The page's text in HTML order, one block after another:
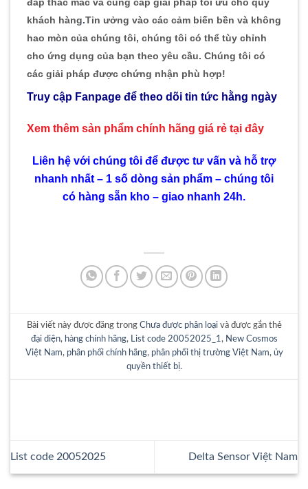
khách hàng.Tin ưởng vào các cảm biến bền và không
hao mòn của chúng tôi, chúng tôi có thể tùy chỉnh
cho ứng dụng của bạn theo yêu cầu. Chúng tôi có
các giải pháp được chứng nhận phù hợp!
Truy cập Fanpage để theo dõi tin tức hằng ngày
Xem thêm sản phẩm chính hãng giá rẻ tại đây
Liên hệ với chúng tôi để được tư vấn và hỗ trợ
nhanh nhất – 1 số dòng sản phẩm – chúng tôi
có hàng sẵn kho – giao nhanh 24h.
Bài viết này được đăng trong Chưa được phân loạivà được gắn thẻ
đại diện, hàng chính hãng, List code 20052025_1 , New Cosmos
Việt Nam, phân phối chính hãng, phân phối thị trường Việt Nam, ủy
quyền thiết bị.
List code 20052025 Delta Sensor Việt Nam